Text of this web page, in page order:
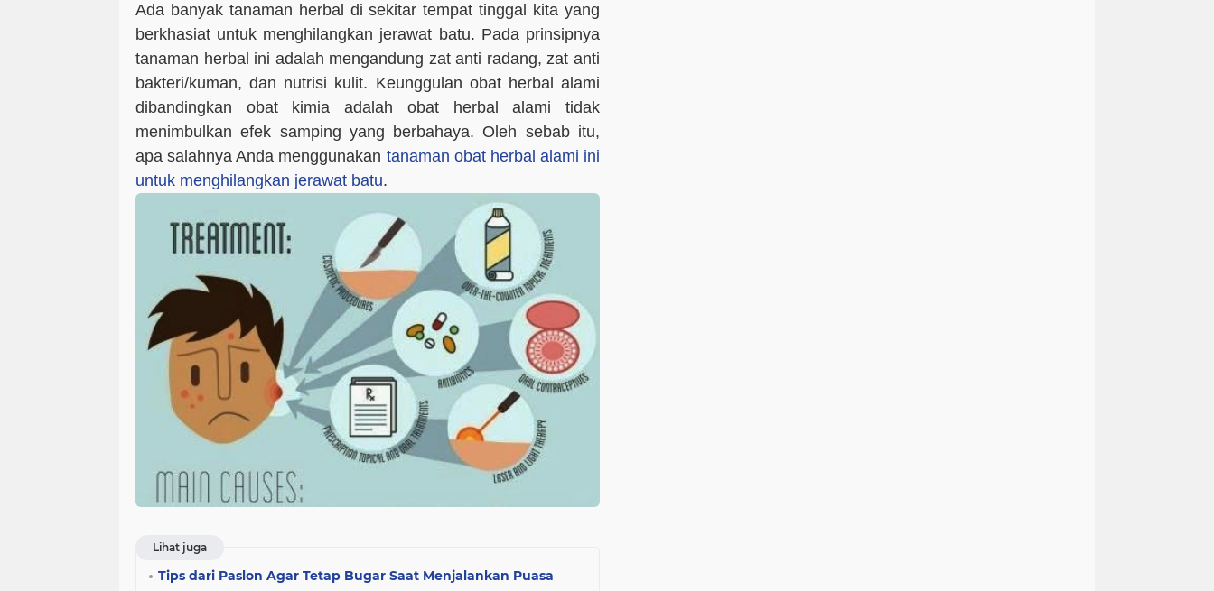
Ada banyak tanaman herbal di sekitar tempat tinggal kita yang
berkhasiat untuk menghilangkan jerawat batu. Pada prinsipnya
tanaman herbal ini adalah mengandung zat anti radang, zat anti
bakteri/kuman, dan nutrisi kulit. Keunggulan obat herbal alami
dibandingkan obat kimia adalah obat herbal alami tidak
menimbulkan efek samping yang berbahaya. Oleh sebab itu,
apa salahnya Anda menggunakan tanaman obat herbal alami ini
untuk menghilangkan jerawat batu.
Lihat juga
Tips dari Paslon Agar Tetap Bugar Saat Menjalankan Puasa